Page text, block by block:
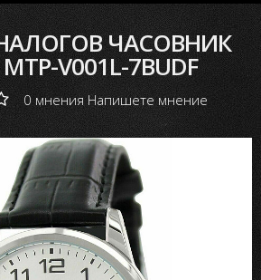
ЧАСОВНИК
V001L-7BUDF
0 мнения Напишете мнение